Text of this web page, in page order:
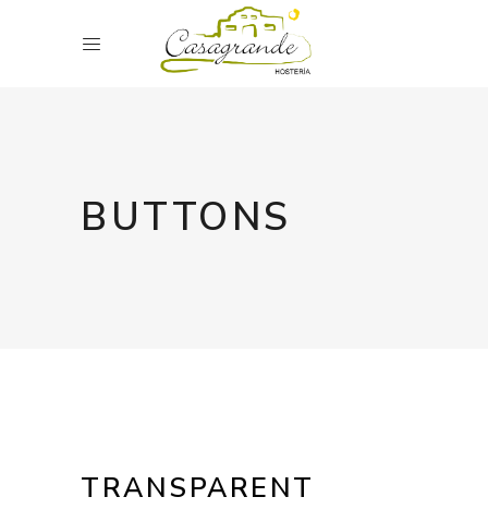
BUTTONS
TRANSPARENT